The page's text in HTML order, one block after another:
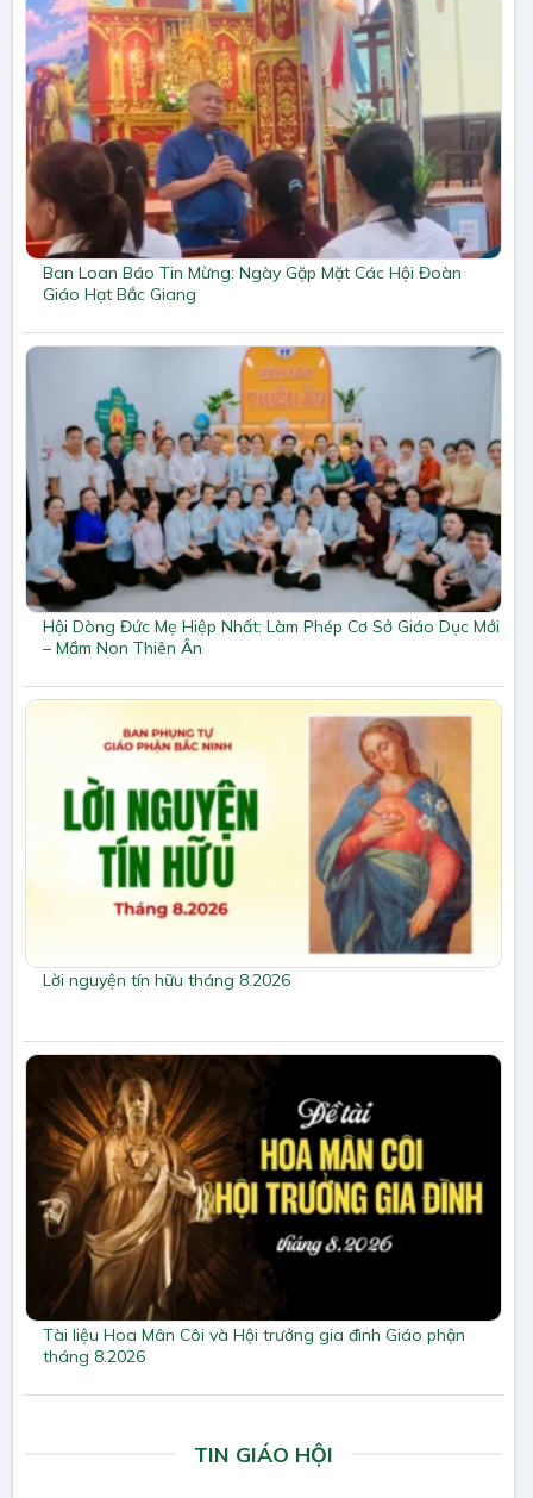
Ban Loan Báo Tin Mừng: Ngày Gặp Mặt Các Hội Đoàn
Giáo Hạt Bắc Giang
Hội Dòng Đức Mẹ Hiệp Nhất: Làm Phép Cơ Sở Giáo Dục Mới
– Mầm Non Thiên Ân
Lời nguyện tín hữu tháng 8.2026
Tài liệu Hoa Mân Côi và Hội trưởng gia đình Giáo phận
tháng 8.2026
TIN GIÁO HỘI